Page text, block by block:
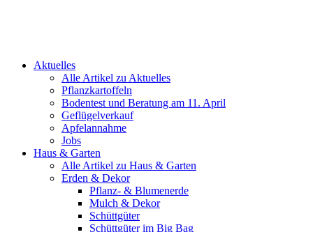
Aktuelles
Alle Artikel zu Aktuelles
Pflanzkartoffeln
Bodentest und Beratung am 11. April
Geflügelverkauf
Apfelannahme
Jobs
Haus & Garten
Alle Artikel zu Haus & Garten
Erden & Dekor
Pflanz- & Blumenerde
Mulch & Dekor
Schüttgüter
Schüttgüter im Big Bag